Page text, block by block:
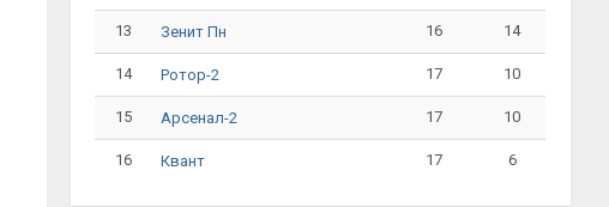
13 Зенит Пн 16 14
14 Ротор-2 17 10
15 Арсенал-2 17 10
16 Квант 17 6